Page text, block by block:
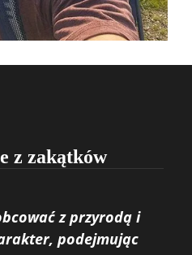
z zakątków
z przyrodą i
podejmując